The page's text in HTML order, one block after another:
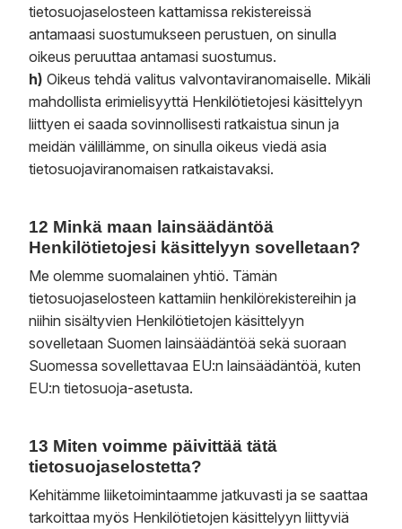
tietosuojaselosteen kattamissa rekistereissä
antamaasi suostumukseen perustuen, on sinulla
oikeus peruuttaa antamasi suostumus.
h) Oikeus tehdä valitus valvontaviranomaiselle. Mikäli
mahdollista erimielisyyttä Henkilötietojesi käsittelyyn
liittyen ei saada sovinnollisesti ratkaistua sinun ja
meidän välillämme, on sinulla oikeus viedä asia
tietosuojaviranomaisen ratkaistavaksi.
12 Minkä maan lainsäädäntöä
Henkilötietojesi käsittelyyn sovelletaan?
Me olemme suomalainen yhtiö. Tämän
tietosuojaselosteen kattamiin henkilörekistereihin ja
niihin sisältyvien Henkilötietojen käsittelyyn
sovelletaan Suomen lainsäädäntöä sekä suoraan
Suomessa sovellettavaa EU:n lainsäädäntöä, kuten
EU:n tietosuoja-asetusta.
13 Miten voimme päivittää tätä
tietosuojaselostetta?
Kehitämme liiketoimintaamme jatkuvasti ja se saattaa
tarkoittaa myös Henkilötietojen käsittelyyn liittyviä